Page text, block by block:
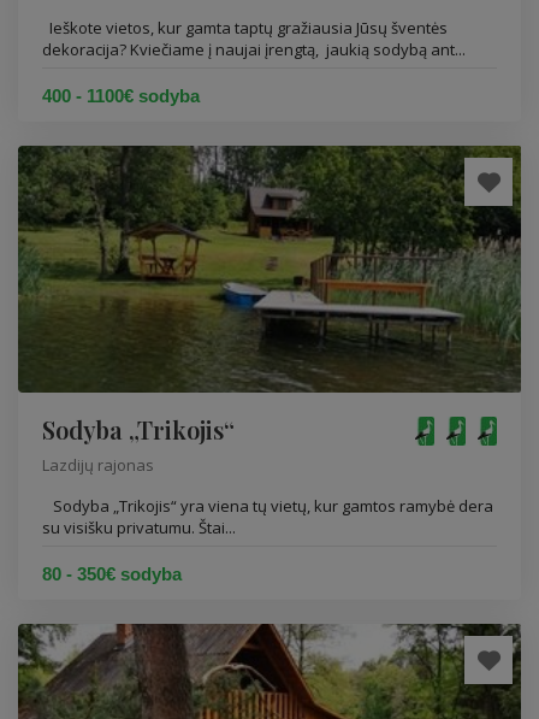
Ieškote vietos, kur gamta taptų gražiausia Jūsų šventės
dekoracija? Kviečiame į naujai įrengtą, jaukią sodybą ant...
400 - 1100€ sodyba
Sodyba „Trikojis“
Lazdijų rajonas
Sodyba „Trikojis“ yra viena tų vietų, kur gamtos ramybė dera
su visišku privatumu. Štai...
80 - 350€ sodyba